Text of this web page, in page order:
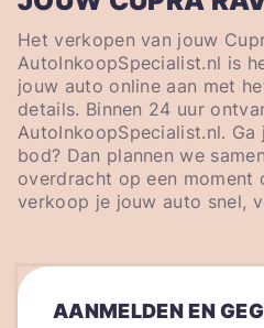
Het verkopen van jouw
AutoInkoopSpecialist.nl is
jouw auto online aan met
details. Binnen 24 uur
AutoInkoopSpecialist.nl.
bod? Dan plannen we
overdracht op een
verkoop je jouw auto snel,
AANMELDEN EN